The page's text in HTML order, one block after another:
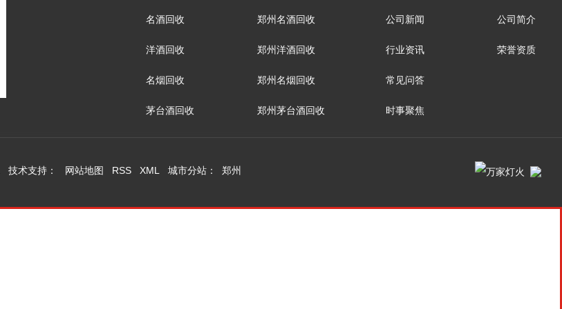
名酒回收
洋酒回收
名烟回收
茅台酒回收
郑州名酒回收
郑州洋酒回收
郑州名烟回收
郑州茅台酒回收
公司新闻
行业资讯
常见问答
时事聚焦
公司简介
荣誉资质
技术支持： 网站地图 RSS XML 城市分站 ： 郑州